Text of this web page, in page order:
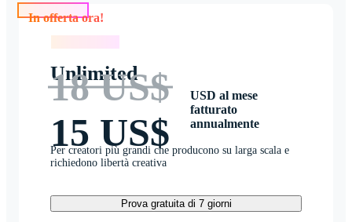
Unlimited
18 US$
15 US$
USD al mese
fatturato
annualmente
Per creatori più grandi che producono su larga scala e
richiedono libertà creativa
Prova gratuita di 7 giorni